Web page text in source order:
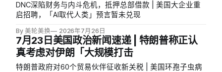
DNC深陷财务与内斗危机，抵押总部借款 | 美国大企业重
启招聘，「AI取代人类」预言暂未兑现
By 美轮美换 2026年7月26日
7月23日美国政治新闻速递 | 特朗普称正认
真考虑对伊朗「大规模打击
特朗普政府对60个贸易伙伴征收新关税 | 美国环孢子虫病